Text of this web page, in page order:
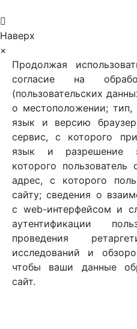
Наверх
×
Продолжая
согласие на
(пользовательских
о местоположении;
язык и версию
сервис, с которого
язык и разрешение
которого
адрес, с которого
сайту; сведения о
с web-интерфейсом и
аутентификации
проведения
исследований и
чтобы ваши данные
сайт.